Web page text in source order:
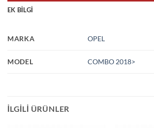
EK BILGI
MARKA OPEL
MODEL COMBO 2018>
İLGILI ÜRÜNLER